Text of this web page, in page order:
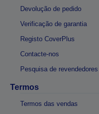
Devolução de pedido
Verificação de garantia
Registo CoverPlus
Contacte-nos
Pesquisa de revendedores
Termos
Termos das vendas